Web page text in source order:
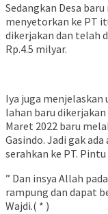
Sedangkan Desa
menyetorkan ke PT
dikerjakan dan telah
Rp.4.5 milyar.
Iya juga
lahan baru
Maret 2022 baru
Gasindo. Jadi gak
serahkan ke PT.
” Dan insya Allah
rampung dan dapat
Wajdi.( * )